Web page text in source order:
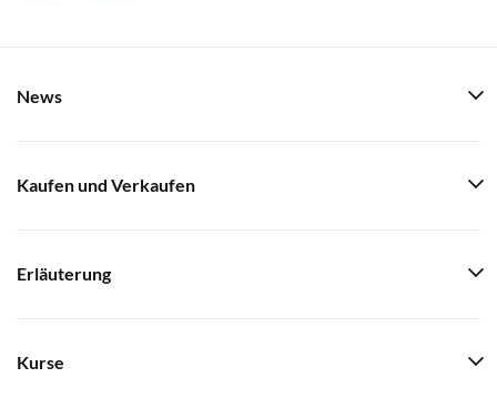
News
Kaufen und Verkaufen
Erläuterung
Kurse